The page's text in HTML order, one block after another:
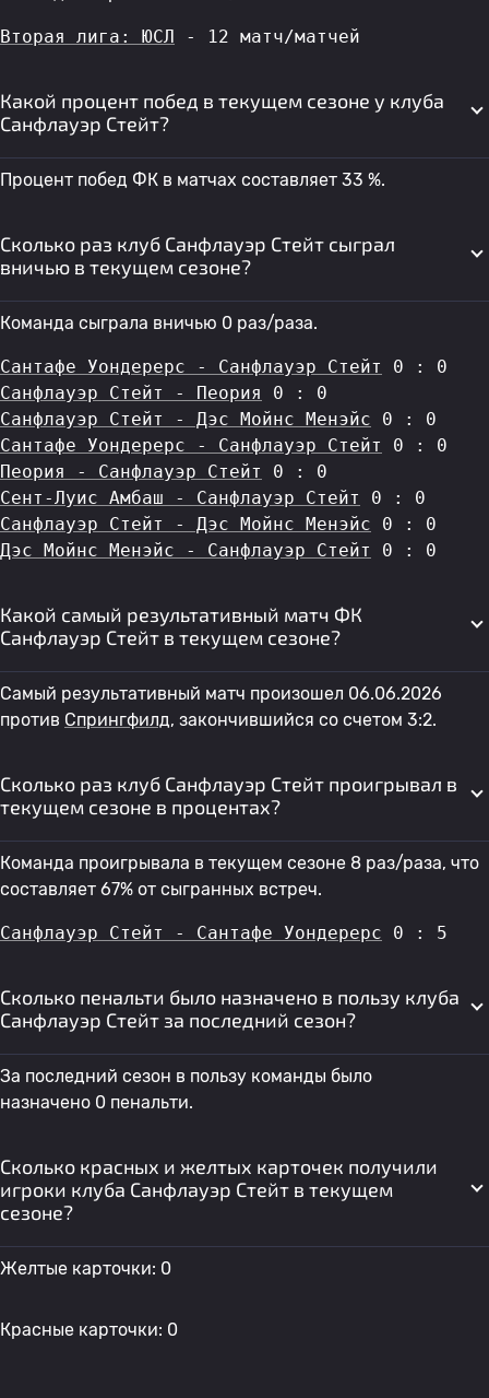
Вторая лига: ЮСЛ - 12 матч/матчей
Какой процент побед в текущем сезоне у клуба
Санфлауэр Стейт?
Процент побед ФК в матчах составляет 33 %.
Сколько раз клуб Санфлауэр Стейт сыграл
вничью в текущем сезоне?
Команда сыграла вничью 0 раз/раза.
Сантафе Уондерерс - Санфлауэр Стейт
0 : 0
Санфлауэр Стейт - Пеория
0 : 0
Санфлауэр Стейт - Дэс Мойнс Менэйс 0 : 0
Сантафе Уондерерс - Санфлауэр Стейт
0 : 0
Пеория - Санфлауэр Стейт
0 : 0
Сент-Луис Амбаш - Санфлауэр Стейт
0 : 0
Санфлауэр Стейт - Дэс Мойнс Менэйс 0 : 0
Дэс Мойнс Менэйс - Санфлауэр Стейт
0 : 0
Какой самый результативный матч ФК
Санфлауэр Стейт в текущем сезоне?
Самый результативный матч произошел 06.06.2026
против Спрингфилд, закончившийся со счетом 3:2.
Сколько раз клуб Санфлауэр Стейт проигрывал в
текущем сезоне в процентах?
Команда проигрывала в текущем сезоне 8 раз/раза, что
составляет 67% от сыгранных встреч.
Санфлауэр Стейт - Сантафе Уондерерс 0 : 5
Сколько пенальти было назначено в пользу клуба
Санфлауэр Стейт за последний сезон?
За последний сезон в пользу команды было
назначено 0 пенальти.
Сколько красных и желтых карточек получили
игроки клуба Санфлауэр Стейт в текущем
сезоне?
Желтые карточки: 0
Красные карточки: 0